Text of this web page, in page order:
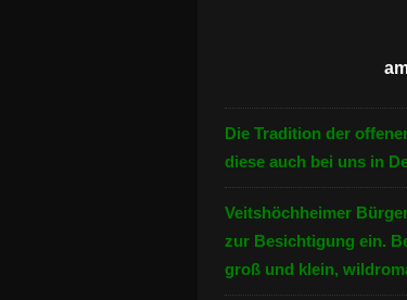
Die Tradition der
diese auch bei uns in
Veitshöchheimer
zur Besichtigung ein.
groß und klein,